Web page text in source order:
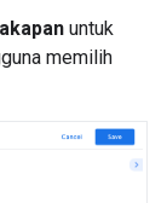
untuk
memilih